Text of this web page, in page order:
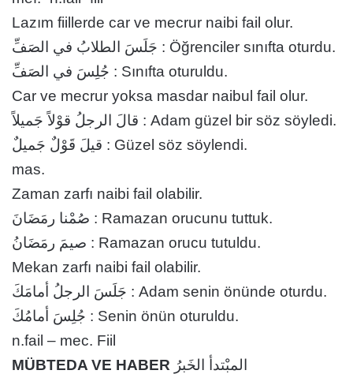
Lazım fiillerde car ve mecrur naibi fail olur.
جَلَسَ الطلابُ في الصَفِّ : Öğrenciler sınıfta oturdu.
جُلِسَ في الصَفِّ : Sınıfta oturuldu.
Car ve mecrur yoksa masdar naibul fail olur.
قالَ الرجلُ قوْلاً جَميلاً : Adam güzel bir söz söyledi.
قيلَ قَوْلٌ جَميلٌ : Güzel söz söylendi.
mas.
Zaman zarfı naibi fail olabilir.
صُمْنا رمَضَانَ : Ramazan orucunu tuttuk.
صيمَ رمَضَانُ : Ramazan orucu tutuldu.
Mekan zarfı naibi fail olabilir.
جَلَسَ الرجلُ أمامَكَ : Adam senin önünde oturdu.
جُلِسَ أمامُكَ : Senin önün oturuldu.
n.fail – mec. Fiil
MÜBTEDA VE HABER المبْتدأ الخَبرُ